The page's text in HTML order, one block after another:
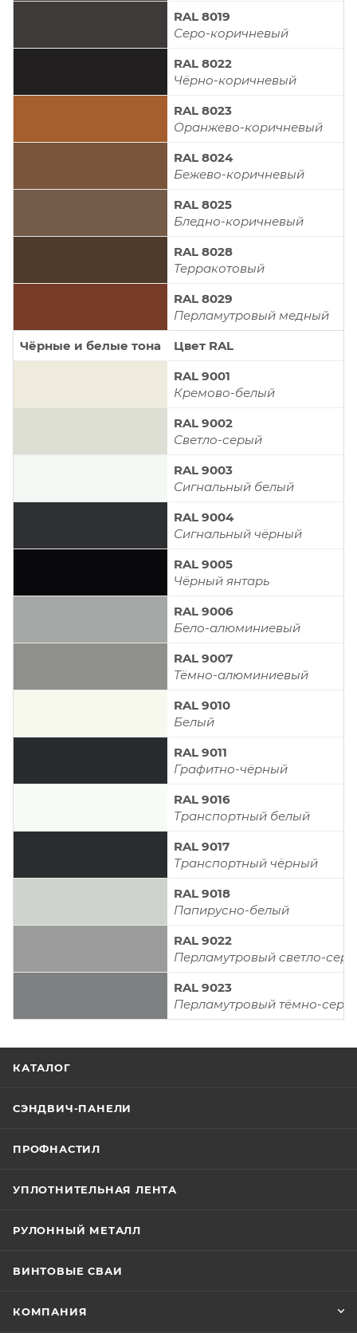
RAL 8019
Серо-коричневый
RAL 8022
Чёрно-коричневый
RAL 8023
Оранжево-коричневый
RAL 8024
Бежево-коричневый
RAL 8025
Бледно-коричневый
RAL 8028
Терракотовый
RAL 8029
Перламутровый медный
Чёрные и белые тона
Цвет RAL
RAL 9001
Кремово-белый
RAL 9002
Светло-серый
RAL 9003
Сигнальный белый
RAL 9004
Сигнальный чёрный
RAL 9005
Чёрный янтарь
RAL 9006
Бело-алюминиевый
RAL 9007
Тёмно-алюминиевый
RAL 9010
Белый
RAL 9011
Графитно-чёрный
RAL 9016
Транспортный белый
RAL 9017
Транспортный чёрный
RAL 9018
Папирусно-белый
RAL 9022
Перламутровый светло-
RAL 9023
Перламутровый тёмно-
КАТАЛОГ
СЭНДВИЧ-ПАНЕЛИ
ПРОФНАСТИЛ
УПЛОТНИТЕЛЬНАЯ ЛЕНТА
РУЛОННЫЙ МЕТАЛЛ
ВИНТОВЫЕ СВАИ
КОМПАНИЯ